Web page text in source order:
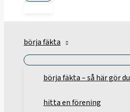
börja fäkta
börja fäkta – så här gör du
hitta en förening